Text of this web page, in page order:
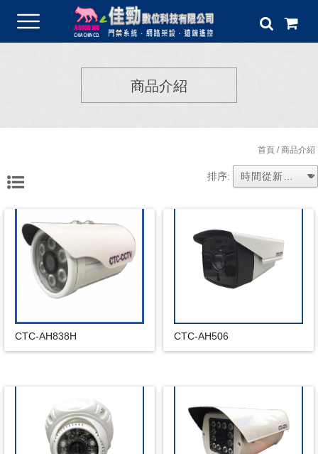
商品介紹
首頁/ 商品介紹
排序:
CTC-AH838H CTC-AH506